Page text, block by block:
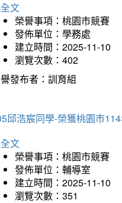
文
榮譽事項：桃園市競賽
發佈單位：學務處
建立時間：2025-11-10
瀏覽次數：402
發布者：訓育組
邱浩宸同學-榮獲桃園市
文
榮譽事項：桃園市競賽
發佈單位：輔導室
建立時間：2025-11-10
瀏覽次數：351